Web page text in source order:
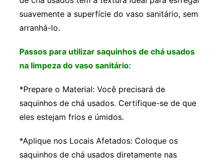
suavemente a superfície do vaso sanitário, sem
arranhá-lo.
Passos para utilizar saquinhos de chá usados
na limpeza do vaso sanitário:
*Prepare o Material: Você precisará de
saquinhos de chá usados. Certifique-se de que
eles estejam frios e úmidos.
*Aplique nos Locais Afetados: Coloque os
saquinhos de chá usados diretamente nas